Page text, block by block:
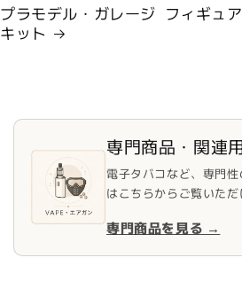
プラモデル・ガレージ
キット
フィギュ
専門商品・関連
電子タバコなど、専門
はこちらからご覧いただ
専門商品を見る →